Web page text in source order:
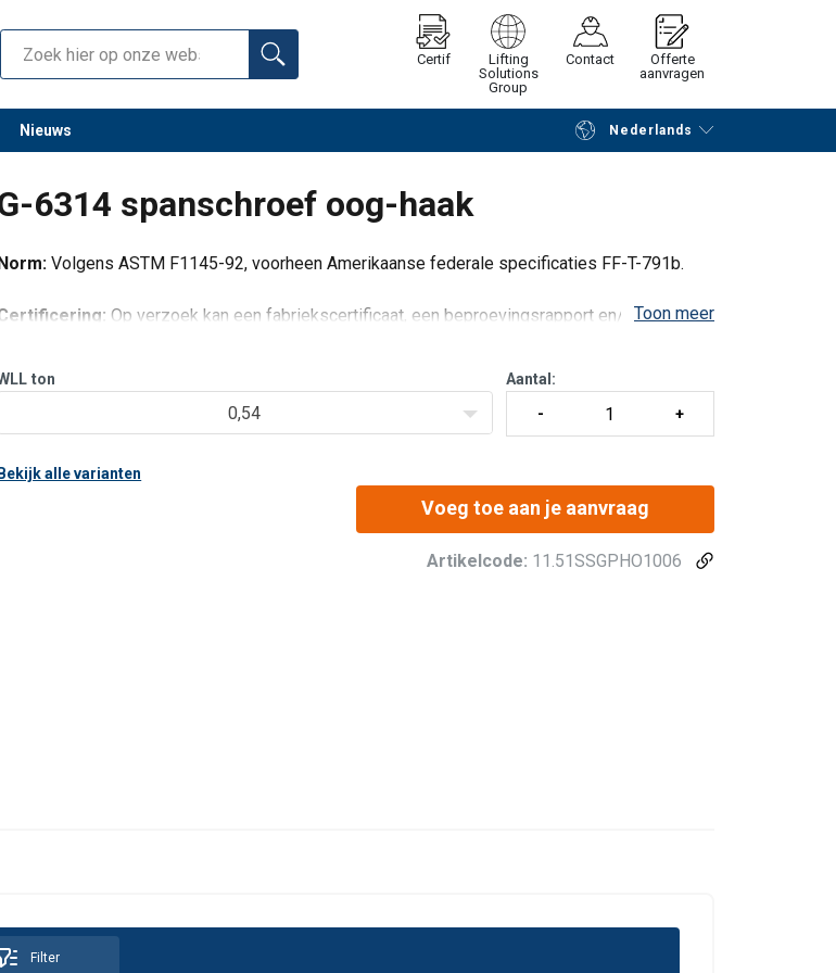
Certif
Lifting
Solutions
Group
Contact
Offerte
aanvragen
Nieuws Nederlands
Verder winkelen Vraag offerte aan
6314 spanschroef oog-haak
Norm: Volgens ASTM F1145-92, voorheen Amerikaanse federale specificaties FF-T-791b.
Op verzoek kan een fabriekscertificaat, een beproevingsrapport en/of eenToon meer
ton
0,54
Aantal:
Bekijk alle varianten
Voeg toe aan je aanvraag
Artikelcode: 11.51SSGPHO1006
Filter